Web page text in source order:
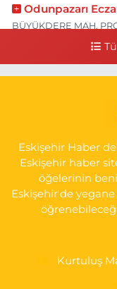
Odunpazarı
BÜYÜKDERE MAH.
YENİDOĞAN
0 (222) 237 75 17
Eskişehir Haber
Eskişehir haber
öğelerinin
Eskişehir'de
Kurtuluş